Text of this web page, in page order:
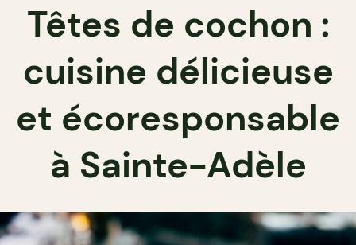
Têtes de cochon :
cuisine délicieuse
et écoresponsable
à Sainte-Adèle